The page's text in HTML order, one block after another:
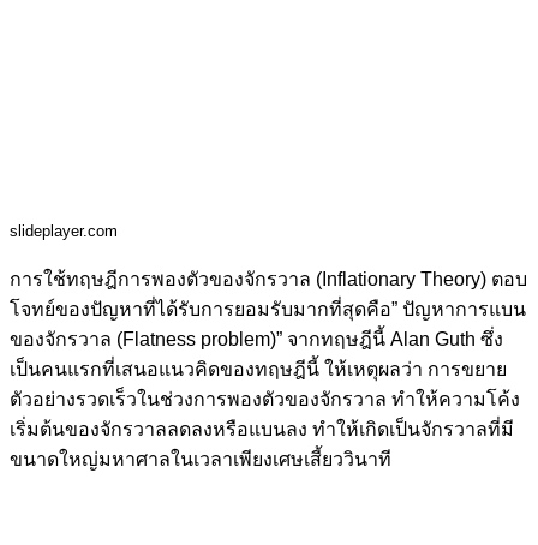
slideplayer.com
การใช้ทฤษฎีการพองตัวของจักรวาล (Inflationary Theory) ตอบ
โจทย์ของปัญหาที่ได้รับการยอมรับมากที่สุดคือ” ปัญหาการแบน
ของจักรวาล (Flatness problem)” จากทฤษฎีนี้ Alan Guth ซึ่ง
เป็นคนแรกที่เสนอแนวคิดของทฤษฎีนี้ ให้เหตุผลว่า การขยาย
ตัวอย่างรวดเร็วในช่วงการพองตัวของจักรวาล ทำให้ความโค้ง
เริ่มต้นของจักรวาลลดลงหรือแบนลง ทำให้เกิดเป็นจักรวาลที่มี
ขนาดใหญ่มหาศาลในเวลาเพียงเศษเสี้ยววินาที